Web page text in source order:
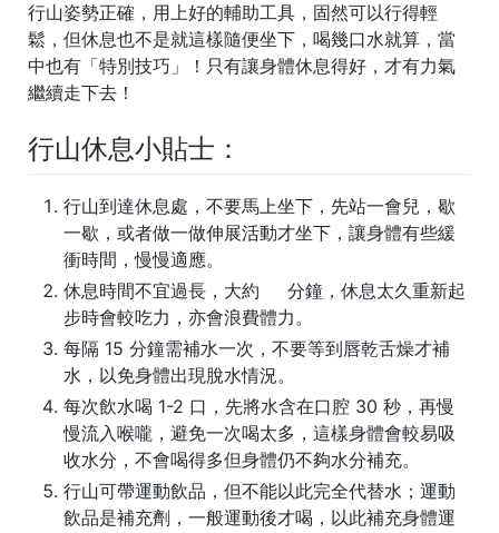
行山姿勢正確，用上好的輔助工具，固然可以行得輕
鬆，但休息也不是就這樣隨便坐下，喝幾口水就算，當
中也有「特別技巧」！只有讓身體休息得好，才有力氣
繼續走下去！
行山休息小貼士：
行山到達休息處，不要馬上坐下，先站一會兒，歇
一歇，或者做一做伸展活動才坐下，讓身體有些緩
衝時間，慢慢適應。
休息時間不宜過長，大約 分鐘，休息太久重新起
步時會較吃力，亦會浪費體力。
每隔 15 分鐘需補水一次，不要等到唇乾舌燥才補
水，以免身體出現脫水情況。
每次飲水喝 1-2 口，先將水含在口腔 30 秒，再慢
慢流入喉嚨，避免一次喝太多，這樣身體會較易吸
收水分，不會喝得多但身體仍不夠水分補充。
行山可帶運動飲品，但不能以此完全代替水；運動
飲品是補充劑，一般運動後才喝，以此補充身體運